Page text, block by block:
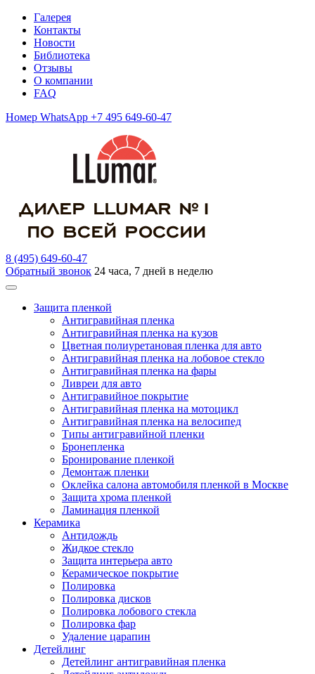
Галерея
Контакты
Новости
Библиотека
Отзывы
О компании
FAQ
Номер WhatsApp +7 495 649-60-47
8 (495) 649-60-47
Обратный звонок 24 часа, 7 дней в неделю
Защита пленкой
Антигравийная пленка
Антигравийная пленка на кузов
Цветная полиуретановая пленка для авто
Антигравийная пленка на лобовое стекло
Антигравийная пленка на фары
Ливреи для авто
Антигравийное покрытие
Антигравийная пленка на мотоцикл
Антигравийная пленка на велосипед
Типы антигравийной пленки
Бронепленка
Бронирование пленкой
Демонтаж пленки
Оклейка салона автомобиля пленкой в Москве
Защита хрома пленкой
Ламинация пленкой
Керамика
Антидождь
Жидкое стекло
Защита интерьера авто
Керамическое покрытие
Полировка
Полировка дисков
Полировка лобового стекла
Полировка фар
Удаление царапин
Детейлинг
Детейлинг антигравийная пленка